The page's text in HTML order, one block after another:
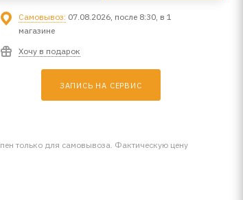
Самовывоз: 07.08.2026, после 8:30, в 1
магазине
Хочу в подарок
ЗАПИСЬ НА СЕРВИС
только для самовывоза. Фактическую цену